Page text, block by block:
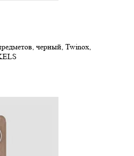
черный, Twinox,